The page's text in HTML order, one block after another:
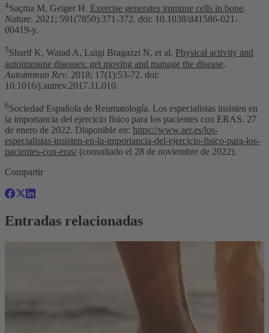
4Saçma M, Geiger H. Exercise generates immune cells in bone.
Nature. 2021; 591(7850):371-372. doi: 10.1038/d41586-021-
00419-y.
5Sharif K, Watad A, Luigi Bragazzi N, et al. Physical activity and
autoimmune diseases: get moving and manage the disease.
Autoimmun Rev. 2018; 17(1):53-72. doi:
10.1016/j.autrev.2017.11.010.
6Sociedad Española de Reumatología. Los especialistas insisten en
la importancia del ejercicio físico para los pacientes con ERAS. 27
de enero de 2022. Disponible en: https://www.ser.es/los-
especialistas-insisten-en-la-importancia-del-ejercicio-fisico-para-los-
pacientes-con-eras/ (consultado el 28 de noviembre de 2022).
Compartir
Entradas relacionadas